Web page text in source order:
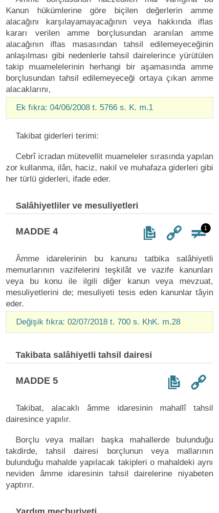
Kanun hükümlerine göre biçilen değerlerin amme
alacağını karşılayamayacağının veya hakkında iflas
kararı verilen amme borçlusundan aranılan amme
alacağının iflas masasından tahsil edilemeyeceğinin
anlaşılması gibi nedenlerle tahsil dairelerince yürütülen
takip muamelelerinin herhangi bir aşamasında amme
borçlusundan tahsil edilemeyeceği ortaya çıkan amme
alacaklarını,
Ek fıkra: 04/06/2008 t. 5766 s. K. m.1
Takibat giderleri terimi:
Cebrî icradan mütevellit muameleler sırasında yapılan
zor kullanma, ilân, haciz, nakil ve muhafaza giderleri gibi
her türlü giderleri, ifade eder.
Salâhiyetliler ve mesuliyetleri
MADDE 4 1
Âmme idarelerinin bu kanunu tatbika salâhiyetli
memurlarının vazifelerini teşkilât ve vazife kanunları
veya bu konu ile ilgili diğer kanun veya mevzuat,
mesuliyetlerini de; mesuliyeti tesis eden kanunlar tâyin
eder.
Değişik fıkra: 02/07/2018 t. 700 s. KhK. m.28
Takibata salâhiyetli tahsil dairesi
MADDE 5
Takibat, alacaklı âmme idaresinin mahallî tahsil
dairesince yapılır.
Borçlu veya malları başka mahallerde bulunduğu
takdirde, tahsil dairesi borçlunun veya mallarının
bulunduğu mahalde yapılacak takipleri o mahaldeki aynı
neviden âmme idaresinin tahsil dairelerine niyabeten
yaptırır.